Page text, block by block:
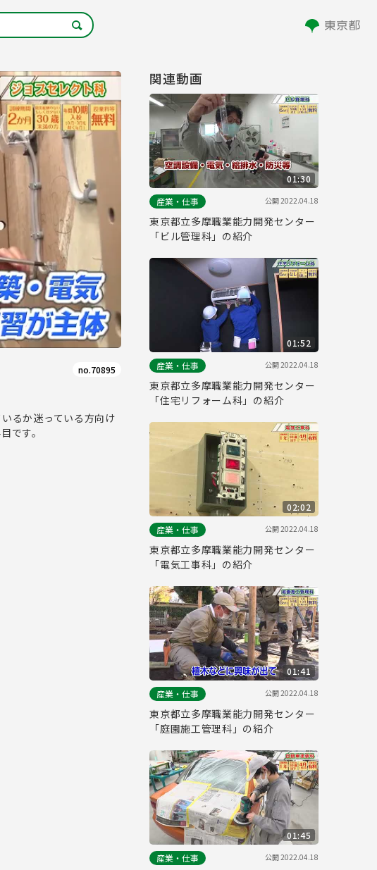
no.70895
るか迷っている方向け
です。
関連動画
01:30
産業・仕事
公開2022.04.18
東京都立多摩職業能力開発センター
「ビル管理科」の紹介
01:52
産業・仕事
公開2022.04.18
東京都立多摩職業能力開発センター
「住宅リフォーム科」の紹介
02:02
産業・仕事
公開2022.04.18
東京都立多摩職業能力開発センター
「電気工事科」の紹介
01:41
産業・仕事
公開2022.04.18
東京都立多摩職業能力開発センター
「庭園施工管理科」の紹介
01:45
産業・仕事
公開2022.04.18